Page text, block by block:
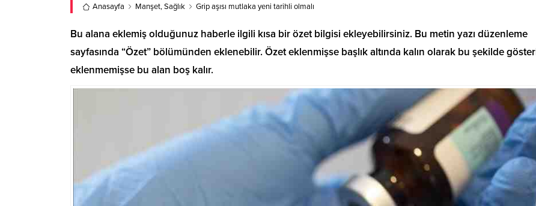
Anasayfa Manşet,Sağlık Grip aşısı mutlaka yeni tarihli olmalı
Bu alana eklemiş olduğunuz haberle ilgili kısa bir özet bilgisi ekleyebilirsiniz. Bu metin yazı düzenleme
sayfasında “Özet” bölümünden eklenebilir. Özet eklenmişse başlık altında kalın olarak bu şekilde
eklenmemişse bu alan boş kalır.